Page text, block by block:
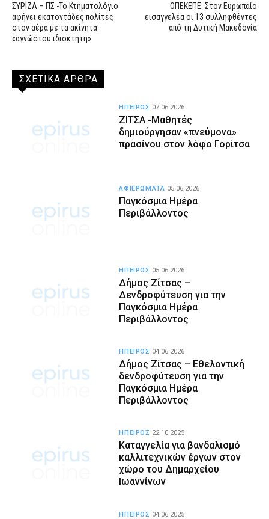
ΣΥΡΙΖΑ – ΠΣ -Το Κτηματολόγιο
αφήνει εκατοντάδες πολίτες
στον αέρα με τα ακίνητα
«αγνώστου ιδιοκτήτη»
ΟΠΕΚΕΠΕ: Στον Ευρωπαίο
εισαγγελέα οι 13 συλληφθέντες
από τη Δυτική Μακεδονία
ΣΧΕΤΙΚΑ ΑΡΘΡΑ
ΖΙΤΣΑ -Μαθητές
δημιούργησαν «πνεύμονα»
πρασίνου στον λόφο Γορίτσα
ΗΠΕΙΡΟΣ 07.06.2026
Παγκόσμια Ημέρα
Περιβάλλοντος
ΑΦΙΕΡΩΜΑΤΑ 05.06.2026
Δήμος Ζίτσας –
Δενδροφύτευση για την
Παγκόσμια Ημέρα
Περιβάλλοντος
ΗΠΕΙΡΟΣ 05.06.2026
Δήμος Ζίτσας – Εθελοντική
δενδροφύτευση για την
Παγκόσμια Ημέρα
Περιβάλλοντος
ΗΠΕΙΡΟΣ 04.06.2026
Καταγγελία για βανδαλισμό
καλλιτεχνικών έργων στον
χώρο του Δημαρχείου
Ιωαννίνων
ΗΠΕΙΡΟΣ 22.10.2025
ΗΠΕΙΡΟΣ 04.06.2025